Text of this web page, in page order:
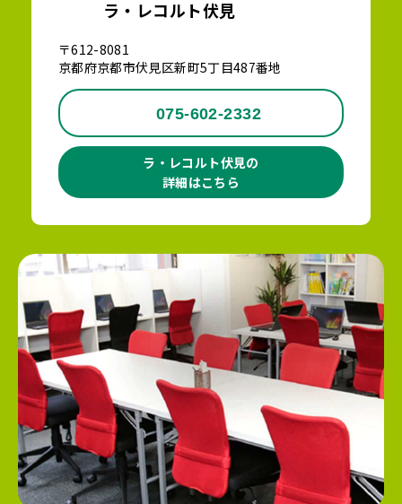
ラ・レコルト伏見
〒612-8081
京都府京都市伏見区新町5丁目487番地
075-602-2332
ラ・レコルト伏見の
詳細はこちら